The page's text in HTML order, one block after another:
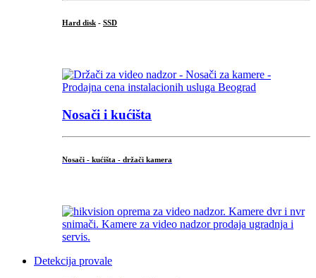
Hard disk - SSD
Nosači i kućišta
Nosači - kućišta - držači kamera
Detekcija provale